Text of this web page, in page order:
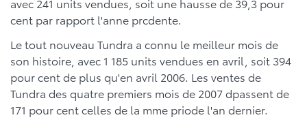
avec 241 units vendues, soit une hausse de 39,3 pour
cent par rapport l'anne prcdente.
Le tout nouveau Tundra a connu le meilleur mois de
son histoire, avec 1 185 units vendues en avril, soit 394
pour cent de plus qu'en avril 2006. Les ventes de
Tundra des quatre premiers mois de 2007 dpassent de
171 pour cent celles de la mme priode l'an dernier.